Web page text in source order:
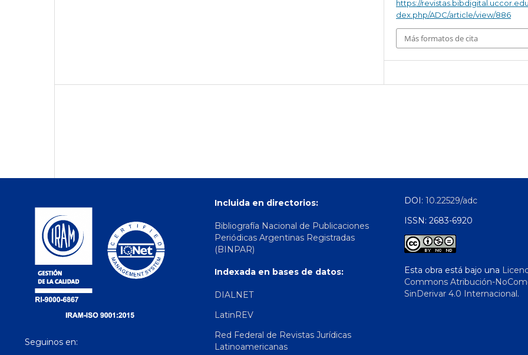
https://
dex.php/ADC/article/view/886
Más formatos de cita
Seguinos en:
Incluida en directorios:
Bibliografía Nacional de Publicaciones
Periódicas Argentinas Registradas
(BINPAR)
Indexada en bases de datos:
DIALNET
LatinREV
Red Federal de Revistas Jurídicas
Latinoamericanas
DOI: 10.22529/adc
ISSN: 2683-6920
Esta obra está bajo una
Commons Atribución-
SinDerivar 4.0 Internacional.